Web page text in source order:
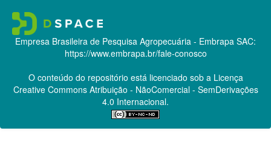
Empresa Brasileira de Pesquisa Agropecuária - Embrapa SAC:
https://www.embrapa.br/fale-conosco
O conteúdo do repositório está licenciado sob a Licença
Creative CommonsAtribuição - NãoComercial - SemDerivações
4.0 Internacional.